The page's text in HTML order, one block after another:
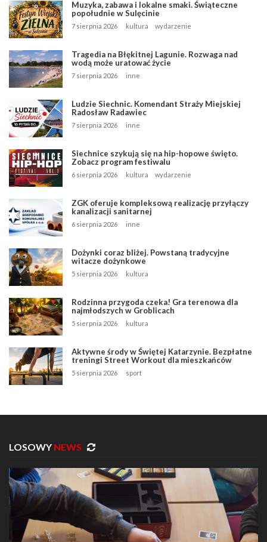
Muzyka, zabawa i lokalne smaki. Świąteczne
popołudnie w Sulęcinie
7 sierpnia 2026 kultura wydarzenie
Tragedia na Błękitnej Lagunie. Rozwaga nad
wodą może uratować życie
7 sierpnia 2026 inne
Ludzie Siechnic. Komendant Straży Miejskiej
Radosław Radawiec
7 sierpnia 2026 inne
Siechnice szykują się na hip-hopowe święto.
Zobacz program festiwalu
6 sierpnia 2026 kultura wydarzenie
ZGK oferuje kompleksową realizację przyłączy
kanalizacji sanitarnej
6 sierpnia 2026 inne
Dożynki coraz bliżej. Powstaną tradycyjne
witacze dożynkowe
5 sierpnia 2026 kultura
Rodzinna przygoda czeka! Gra terenowa dla
najmłodszych w Groblicach
5 sierpnia 2026 kultura
Aktywne środy w Świętej Katarzynie. Bezpłatne
treningi Street Workout dla mieszkańców
5 sierpnia 2026 sport
LOSOWY NEWS